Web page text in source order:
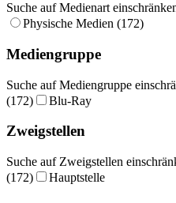
Suche auf Medienart
Physische Medien (172)
Mediengruppe
Suche auf Mediengruppe
(172)
Blu-Ray
Zweigstellen
Suche auf Zweigstellen
(172)
Hauptstelle